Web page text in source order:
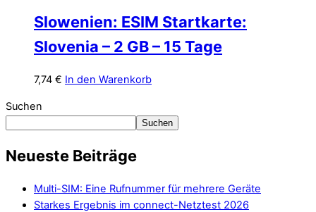
Slowenien: ESIM Startkarte:
Slovenia – 2 GB – 15 Tage
7,74 € In den Warenkorb
Suchen
Suchen
Neueste Beiträge
Multi-SIM: Eine Rufnummer für mehrere Geräte
Starkes Ergebnis im connect-Netztest 2026